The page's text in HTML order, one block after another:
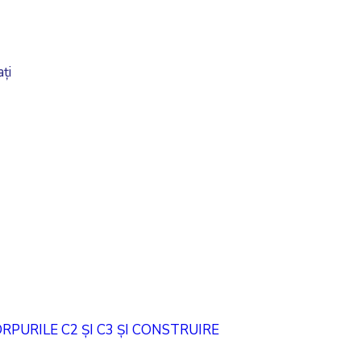
C2 ȘI C3 ȘI CONSTRUIRE